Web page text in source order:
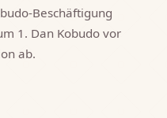
Beschäftigung
1. Dan Kobudo vor
ab.